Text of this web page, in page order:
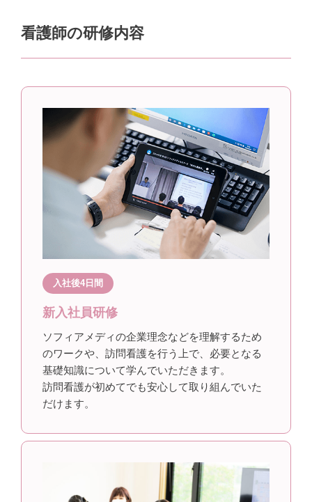
看護師の研修内容
入社後4日間
新入社員研修
ソフィアメディの企業理念などを理解するため
のワークや、訪問看護を行う上で、必要となる
基礎知識について学んでいただきます。
訪問看護が初めてでも安心して取り組んでいた
だけます。